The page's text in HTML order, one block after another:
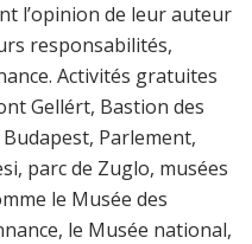
l’opinion de leur auteur
responsabilités,
Activités gratuites
Gellért, Bastion des
Parlement,
parc de Zuglo, musées
le Musée des
le Musée national,